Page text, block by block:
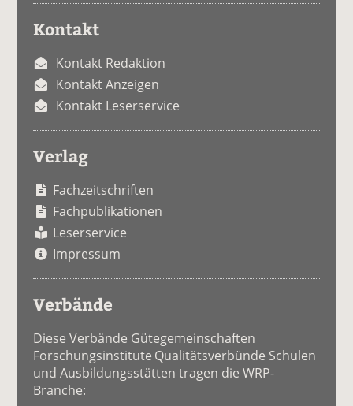
Kontakt
Kontakt Redaktion
Kontakt Anzeigen
Kontakt Leserservice
Verlag
Fachzeitschriften
Fachpublikationen
Leserservice
Impressum
Verbände
Diese Verbände Gütegemeinschaften
Forschungsinstitute Qualitätsverbünde Schulen
und Ausbildungsstätten tragen die WRP-
Branche: